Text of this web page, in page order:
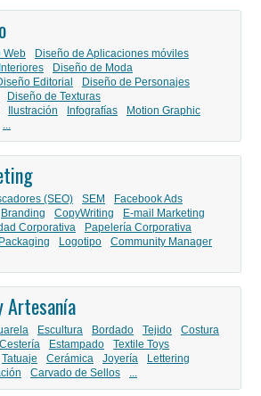
Web
Diseño de Aplicaciones móviles
Diseño de Moda
Editorial
Diseño de Personajes
Diseño de Texturas
Ilustración Infografías
Motion Graphic
...
(SEO) SEM
Facebook Ads
Branding CopyWriting
E-mail Marketing
Corporativa
Papelería Corporativa
Packaging Logotipo
Community Manager
Artesanía
Escultura Bordado Tejido
Costura
Cestería Estampado
Textile Toys
Tatuaje Cerámica Joyería
Lettering
Carvado de Sellos ...